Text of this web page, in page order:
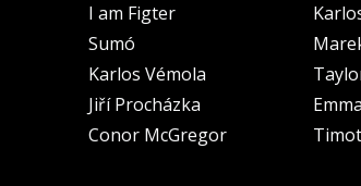
I am Figter
Sumó
Karlos Vémola
Jiří Procházka
Conor McGregor